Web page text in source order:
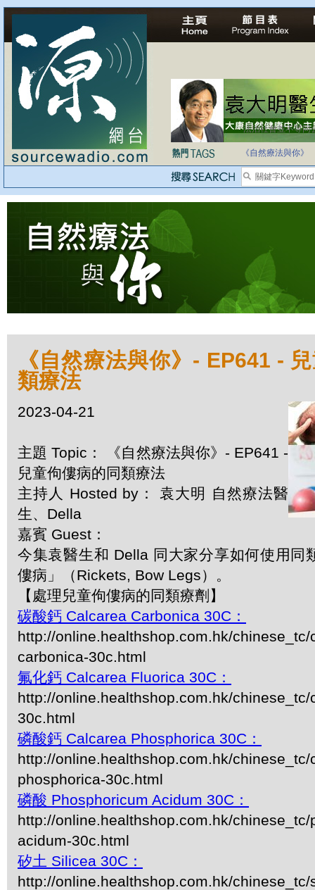
法治社會並不等同
自家教育合法化-
《自然療法與你》
《自然療法與你》- EP641 -
類療法
2023-04-21
主題 Topic： 《自然療法與你》- EP641 -
兒童佝僂病的同類療法
主持人 Hosted by： 袁大明 自然療法醫
生、Della
嘉賓 Guest：
今集袁醫生和 Della 同大家分享如何使用同
僂病」（Rickets, Bow Legs）。
【處理兒童佝僂病的同類療劑】
碳酸鈣 Calcarea Carbonica 30C：
http://online.healthshop.com.hk/chinese_tc/
carbonica-30c.html
氟化鈣 Calcarea Fluorica 30C：
http://online.healthshop.com.hk/
30c.html
磷酸鈣 Calcarea Phosphorica 30C：
http://online.healthshop.com.hk/chinese_tc/
phosphorica-30c.html
磷酸 Phosphoricum Acidum 30C：
http://online.healthshop.com.hk/
acidum-30c.html
矽土 Silicea 30C：
http://online.healthshop.com.hk/